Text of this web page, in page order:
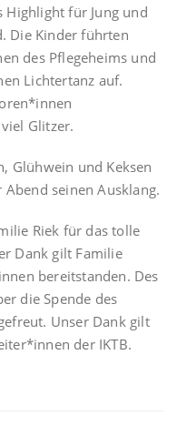
Highlight für Jung und
Die Kinder führten
des Pflegeheims und
Lichtertanz auf.
Glitzer.
Glühwein und Keksen
seinen Ausklang.
Riek für das tolle
Dank gilt Familie
bereitstanden. Des
die Spende des
Unser Dank gilt
der IKTB.